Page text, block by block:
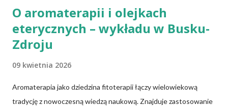
O aromaterapii i olejkach
eterycznych – wykładu w Busku-
Zdroju
09 kwietnia 2026
Aromaterapia jako dziedzina fitoterapii łączy wielowiekową
tradycję z nowoczesną wiedzą naukową. Znajduje zastosowanie